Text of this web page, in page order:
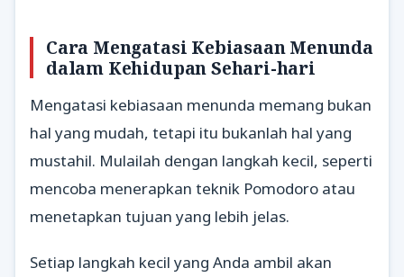
Cara Mengatasi Kebiasaan Menunda
dalam Kehidupan Sehari-hari
Mengatasi kebiasaan menunda memang bukan
hal yang mudah, tetapi itu bukanlah hal yang
mustahil. Mulailah dengan langkah kecil, seperti
mencoba menerapkan teknik Pomodoro atau
menetapkan tujuan yang lebih jelas.
Setiap langkah kecil yang Anda ambil akan